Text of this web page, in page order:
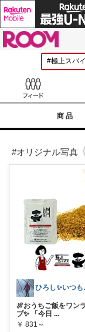
商品
#オリジナル写真
ひろ
🍖おうちご飯をワン
プ✨ 「今日 ...
￥ 831～